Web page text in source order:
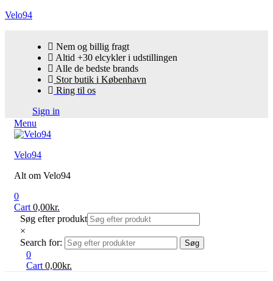
Velo94
Nem og billig fragt
Altid +30 elcykler i udstillingen
Alle de bedste brands
Stor butik i København
Ring til os
Sign in
Menu
Velo94
Alt om Velo94
0
Cart 0,00kr.
Søg efter produkt
×
Search for:
Søg
0
Cart 0,00kr.